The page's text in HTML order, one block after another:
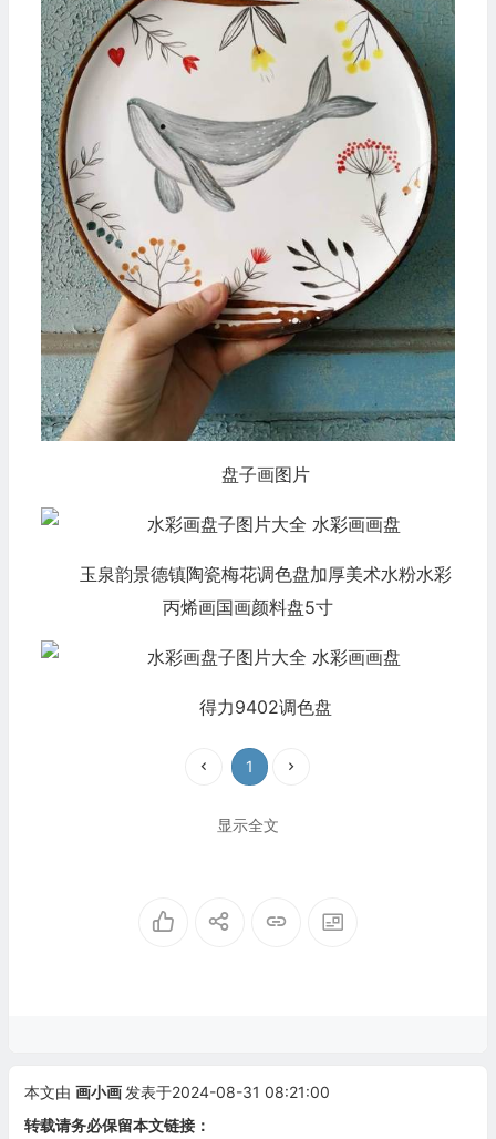
盘子画图片
玉泉韵景德镇陶瓷梅花调色盘加厚美术水粉水彩
丙烯画国画颜料盘5寸
得力9402调色盘
1
显示全文
本文由 画小画 发表于2024-08-31 08:21:00
转载请务必保留本文链接：